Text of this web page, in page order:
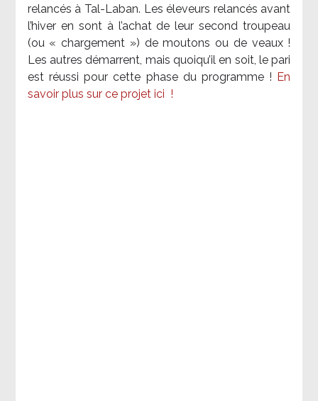
relancés à Tal-Laban. Les éleveurs relancés avant
l’hiver en sont à l’achat de leur second troupeau
(ou « chargement ») de moutons ou de veaux !
Les autres démarrent, mais quoiqu’il en soit, le pari
est réussi pour cette phase du programme ! En
savoir plus sur ce projet ici !